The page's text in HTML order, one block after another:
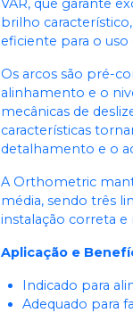
Cód.
52.50.2517
0,018x0,025
Cód.52.50.2518
0,019x0,025
Cód.
52.50.2519
Cód.52.50.2521
VAR, que garante
brilho
eficiente para o uso
Os arcos são pré-
alinhamento e o
mecânicas de
características
detalhamento e o
A Orthometric
média, sendo três
instalação correta
Aplicação e
Indicado para
Adequado para